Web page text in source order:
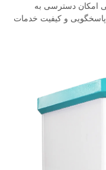
امکان دسترسی به
پاسخگویی و کیفیت خدمات